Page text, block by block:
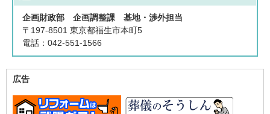
企画財政部 企画調整課 基地・渉外担当
〒197-8501 東京都福生市本町5
電話：042-551-1566
広告